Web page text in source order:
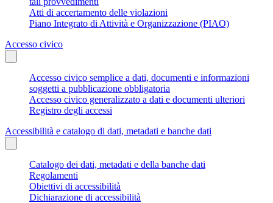
Atti di accertamento delle violazioni
Piano Integrato di Attività e Organizzazione (PIAO)
Accesso civico
Accesso civico semplice a dati, documenti e informazioni
soggetti a pubblicazione obbligatoria
Accesso civico generalizzato a dati e documenti ulteriori
Registro degli accessi
Accessibilità e catalogo di dati, metadati e banche dati
Catalogo dei dati, metadati e della banche dati
Regolamenti
Obiettivi di accessibilità
Dichiarazione di accessibilità